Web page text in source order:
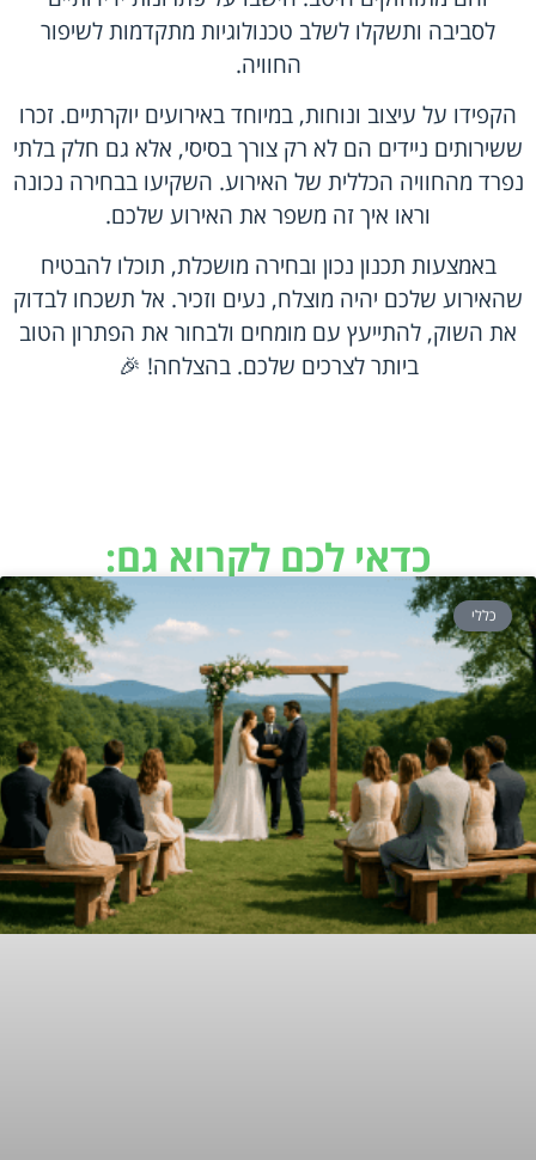
לסביבה ותשקלו לשלב טכנולוגיות מתקדמות לשיפור
החוויה.
הקפידו על עיצוב ונוחות, במיוחד באירועים יוקרתיים. זכרו
ששירותים ניידים הם לא רק צורך בסיסי, אלא גם חלק בלתי
נפרד מהחוויה הכללית של האירוע. השקיעו בבחירה נכונה
וראו איך זה משפר את האירוע שלכם.
באמצעות תכנון נכון ובחירה מושכלת, תוכלו להבטיח
שהאירוע שלכם יהיה מוצלח, נעים וזכיר. אל תשכחו לבדוק
את השוק, להתייעץ עם מומחים ולבחור את הפתרון הטוב
ביותר לצרכים שלכם. בהצלחה! 🎉
כדאי לכם לקרוא גם:
כללי